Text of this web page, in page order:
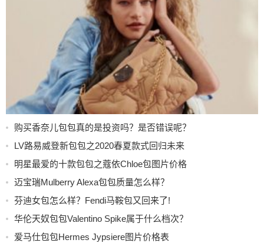
购买香奈儿包包真的是投资吗？是否错误呢？
LV路易威登新包包之2020春夏款式回归未来
明星最爱的十款包包之蔻依Chloe包图片价格
迈宝瑞Mulberry Alexa包包质量怎么样？
芬迪女包怎么样？Fendi马鞍包又回来了!
华伦天奴包包Valentino Spike属于什么档次？
爱马仕包包Hermes Jypsiere图片价格表